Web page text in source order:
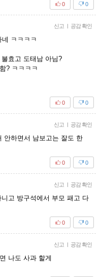
0
0
신고 | 공감 확인
ㅋㅋㅋㅋ
효고 도태남 아님?
? ㅋㅋㅋㅋ
0
0
신고 | 공감 확인
안하면서 남보고는 잘도 한
0
0
신고 | 공감 확인
고 방구석에서 부모 패고 다
0
0
신고 | 공감 확인
나도 사과 할게